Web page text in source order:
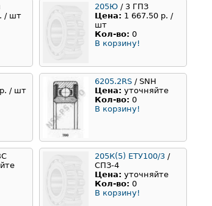
/ шт
205Ю / 3 ГПЗ
Цена: 1 667.50 р. /
шт
Кол-во: 0
В корзину!
/ шт
6205.2RS / SNH
Цена: уточняйте
Кол-во: 0
В корзину!
205К(5) ЕТУ100/3 /
СПЗ-4
Цена: уточняйте
Кол-во: 0
В корзину!